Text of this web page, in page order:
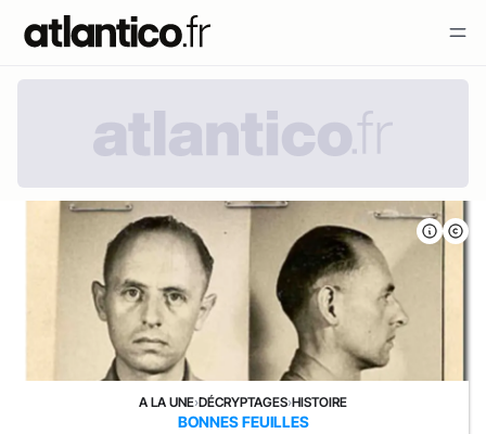
A LA UNE›DÉCRYPTAGES›HISTOIRE
BONNES FEUILLES